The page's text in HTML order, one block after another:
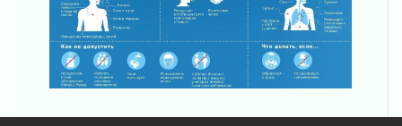
Пропавшего подростка нашли в Кировском
районе Ленобласти
02 августа 2026
Жителям Ленобласти напомнили, как
действовать при укусе клеща